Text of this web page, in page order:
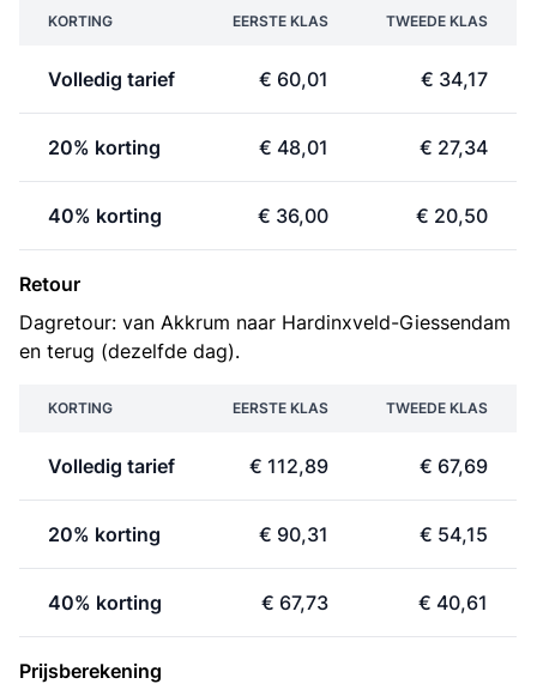
KORTING EERSTE KLAS TWEEDE KLAS
Volledig tarief € 60,01 € 34,17
20% korting € 48,01 € 27,34
40% korting € 36,00 € 20,50
Retour
Dagretour: van Akkrum naar Hardinxveld-Giessendam
en terug (dezelfde dag).
KORTING EERSTE KLAS TWEEDE KLAS
Volledig tarief € 112,89 € 67,69
20% korting € 90,31 € 54,15
40% korting € 67,73 € 40,61
Prijsberekening